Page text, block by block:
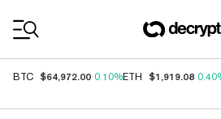
BTC $64,972.00 0.10%ETH $1,919.08